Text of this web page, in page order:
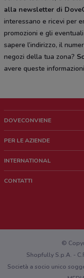
alla newsletter di
interessano e ricevi per
promozioni e gli
sapere l’indirizzo, il
negozi della tua zona?
avere queste
DOVECONVIENE
Chi siamo
Lavora con noi
PER LE AZIENDE
Richieste commerciali e
INTERNATIONAL
CONTATTI
Hai un malfunzionamento
©
Shopfully S.p.A. -
Società a socio unico